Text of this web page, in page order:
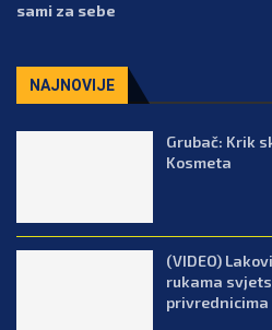
sami za sebe
NAJNOVIJE
Grubač: Krik
Kosmeta
(VIDEO)
rukama
privrednicima